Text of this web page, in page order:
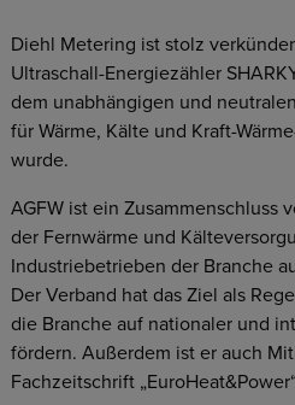
Diehl Metering ist stolz
Ultraschall-Energiezähler
dem unabhängigen und
für Wärme, Kälte und Kraft-
wurde.
AGFW ist ein Zusammenschluss
der Fernwärme und
Industriebetrieben der Branche
Der Verband hat das Ziel als
die Branche auf nationaler und
fördern. Außerdem ist er auch
Fachzeitschrift